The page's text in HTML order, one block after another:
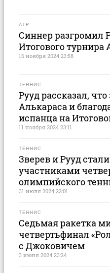
ATP
Синнер разгромил
Итогового турнира
16 ноября 2024 23:58
ТЕННИС
Рууд рассказал,
Алькараса и
испанца на
11 ноября 2024 23:11
ТЕННИС
Зверев и Рууд
участниками
олимпийского
31 июля 2024 22:01
ТЕННИС
Седьмая ракетка
четвертьфинал
с Джоковичем
3 июня 2024 23:24